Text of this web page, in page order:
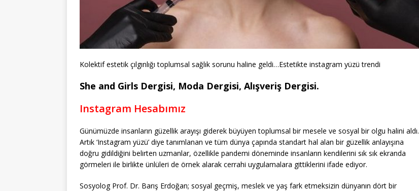
Kolektif estetik çılgınlığı toplumsal sağlık sorunu haline geldi…Estetikte instagram yüzü trendi
She and Girls Dergisi, Moda Dergisi, Alışveriş Dergisi.
Instagram Hesabımız
Günümüzde insanların güzellik arayışı giderek büyüyen toplumsal bir mesele ve sosyal bir olgu halini aldı.
Artık ‘Instagram yüzü’ diye tanımlanan ve tüm dünya çapında standart hal alan bir güzellik anlayışına
doğru gidildiğini belirten uzmanlar, özellikle pandemi döneminde insanların kendilerini sık sık ekranda
görmeleri ile birlikte ünlüleri de örnek alarak cerrahi uygulamalara gittiklerini ifade ediyor.
Sosyolog Prof. Dr. Barış Erdoğan; sosyal geçmiş, meslek ve yaş fark etmeksizin dünyanın dört bir